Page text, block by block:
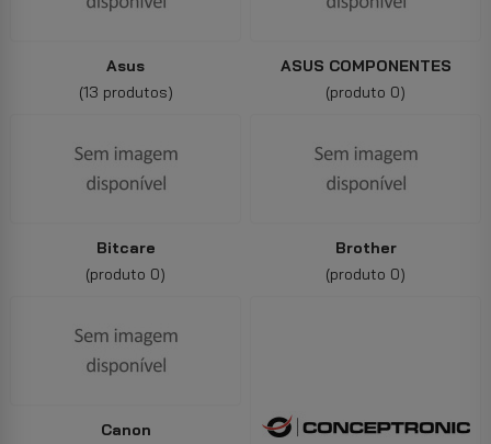
Asus
(13 produtos)
ASUS COMPONENTES
(produto 0)
Bitcare
(produto 0)
Brother
(produto 0)
Canon